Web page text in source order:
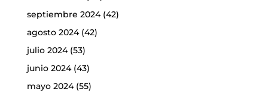
septiembre 2024(42)
agosto 2024(42)
julio 2024(53)
junio 2024(43)
mayo 2024(55)